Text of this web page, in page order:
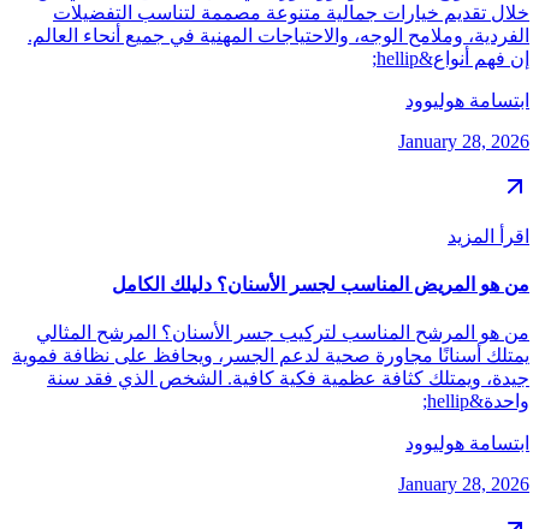
خلال تقديم خيارات جمالية متنوعة مصممة لتناسب التفضيلات
الفردية، وملامح الوجه، والاحتياجات المهنية في جميع أنحاء العالم.
إن فهم أنواع&hellip;
ابتسامة هوليوود
January 28, 2026
اقرأ المزيد
من هو المريض المناسب لجسر الأسنان؟ دليلك الكامل
من هو المرشح المناسب لتركيب جسر الأسنان؟ المرشح المثالي
يمتلك أسنانًا مجاورة صحية لدعم الجسر، ويحافظ على نظافة فموية
جيدة، ويمتلك كثافة عظمية فكية كافية. الشخص الذي فقد سنة
واحدة&hellip;
ابتسامة هوليوود
January 28, 2026